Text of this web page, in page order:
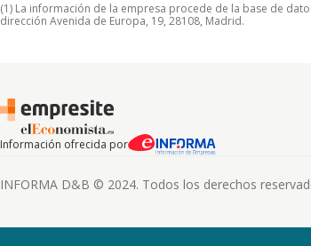
(1) La información de la empresa procede de la base de
dirección Avenida de Europa, 19, 28108, Madrid.
Información ofrecida por
INFORMA D&B © 2024. Todos los derechos